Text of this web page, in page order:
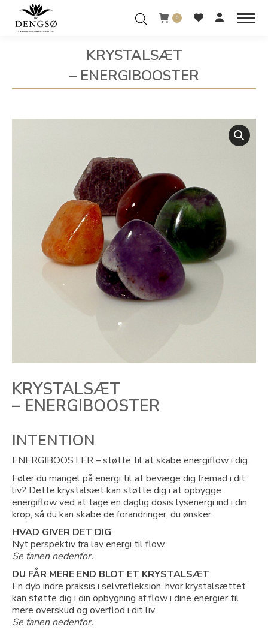
0
KRYSTALSÆT
– ENERGIBOOSTER
You are here:
KRYSTALSÆT
– ENERGIBOOSTER
INTENTION
ENERGIBOOSTER – støtte til at skabe energiflow i dig.
Føler du mangel på energi til at bevæge dig fremad i dit
liv? Dette krystalsæt kan støtte dig i at opbygge
energiflow ved at tage en daglig dosis lysenergi ind i din
krop, så du kan skabe de forandringer, du ønsker.
HVAD GIVER DET DIG
Nyt perspektiv fra lav energi til flow.
Se fanen nedenfor.
DU FÅR MERE END BLOT ET KRYSTALSÆT
En dyb indre praksis i selvrefleksion, hvor krystalsættet
kan støtte dig i din opbygning af flow i dine energier til
mere overskud og overflod i dit liv.
Se fanen nedenfor.